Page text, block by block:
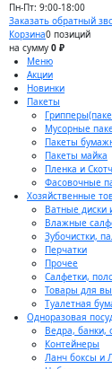
Пн-Пт: 9:00-18:00
Заказать обратный
Корзина0 позиций
на сумму 0 ₽
Меню
Акции
Новинки
Пакеты
Мусорные
Пакеты
Пакеты майка
Пленка и Скотч
Фасовочные
Хозяйственные
Ватные диски
Влажные
Зубочистки,
Перчатки
Прочее
Салфетки,
Товары для
Туалетная
Одноразовая
Ведра, банки,
Контейнеры
Ланч боксы и